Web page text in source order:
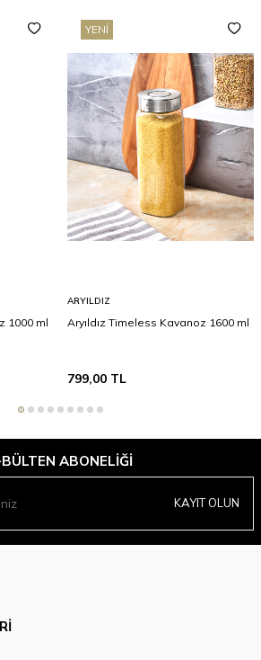
1000 ml
YENI
ARYILDIZ
Aryıldız Timeless Kavanoz 1600 ml
799,00TL
ABONELIĞI
KAYIT OLUN